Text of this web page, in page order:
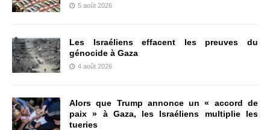
5 août 2026
Les Israéliens effacent les preuves du
génocide à Gaza
4 août 2026
Alors que Trump annonce un « accord de
paix » à Gaza, les Israéliens multiplie les
tueries